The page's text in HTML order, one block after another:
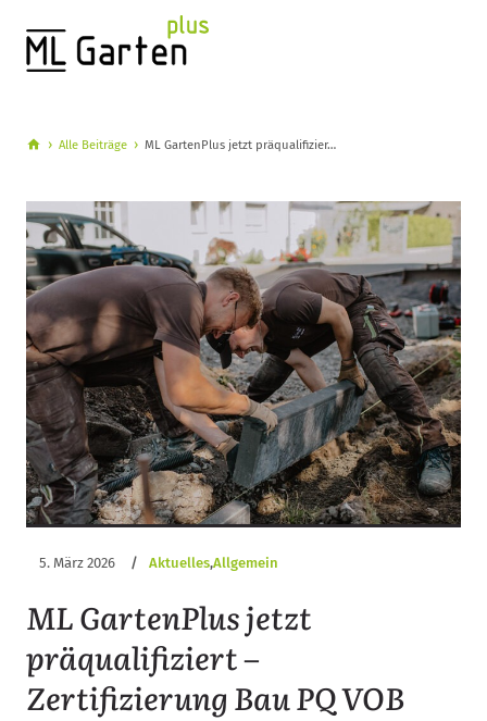
Alle Beiträge ML GartenPlus jetzt präqualifizier…
5. März 2026 / Aktuelles,Allgemein
ML GartenPlus jetzt
präqualifiziert –
Zertifizierung Bau PQ VOB